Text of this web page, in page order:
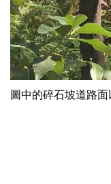
圖中的碎石坡道路